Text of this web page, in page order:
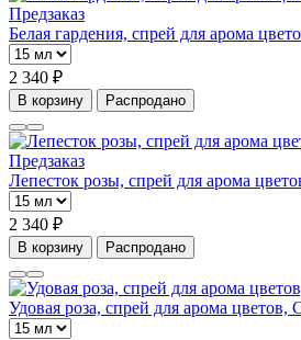
Предзаказ
Белая гардения, спрей для арома
2 340 ₽
В корзину Распродано
Предзаказ
Лепесток розы, спрей для арома
2 340 ₽
В корзину Распродано
Удовая роза, спрей для арома цветов,